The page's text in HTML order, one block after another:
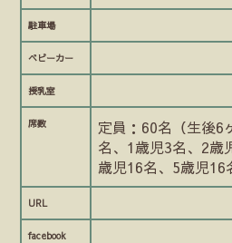
駐車場
ベビーカー
授乳室
席数
定員：60名（生後6
名、1歳児3名、2歳
歳児16名、5歳児16
URL
facebook